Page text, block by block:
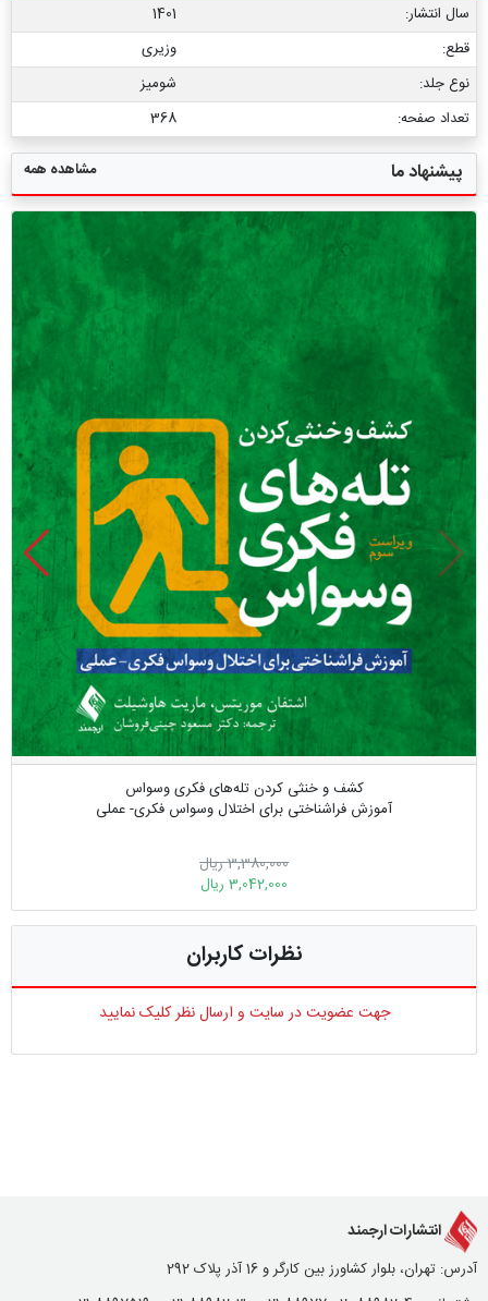
سال انتشار:
1401
قطع:
وزیری
نوع جلد:
شومیز
تعداد صفحه:
368
پیشنهاد ما مشاهده همه
کشف و خنثی کردن تله‌های فکری وسواس
آموزش فراشناختی برای اختلال وسواس فکری- عملی
3,380,000 ریال
3,042,000 ریال
نظرات کاربران
جهت عضویت در سایت و ارسال نظر کلیک نمایید
انتشارات ارجمند
آدرس: تهران، بلوار کشاورز بین کارگر و 16 آذر پلاک 292